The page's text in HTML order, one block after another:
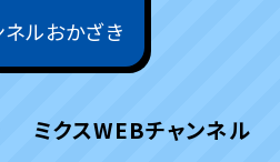
ネルおかざき
ミクスWEBチャンネル